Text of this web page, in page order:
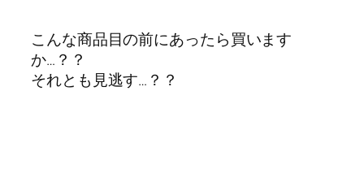
こんな商品目の前にあったら買います
か…？？
それとも見逃す…？？